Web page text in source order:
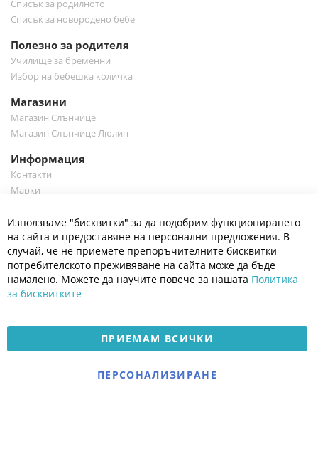
Списък за родилното
Списък за новородено бебе
Полезно за родителя
Училище за бременни
Избор на бебешка количка
Магазини
Магазин Слънчице
Магазин Слънчице Люлин
Информация
Контакти
Марки
Полезно
Общи условия
Политика за поверителност
Платформа за OPC
Доставка и плащане
Електронен магазин
разработен и поддържан
Използваме "бисквитки" за да подобрим функционирането
на сайта и предоставяне на персонални предложения. В
случай, че не приемете препоръчителните бисквитки
потребителското преживяване на сайта може да бъде
намалено. Можете да научите повече за нашата Политика
за бисквитките
ПРИЕМАМ ВСИЧКИ
ПЕРСОНАЛИЗИРАНЕ